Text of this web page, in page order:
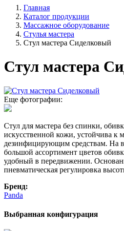
Главная
Каталог продукции
Массажное оборудование
Стулья мастера
Стул мастера Сиделковый
Стул мастера
Еще фотографии:
Стул для мастера без спинки,
искусственной кожи, устойчива
дезинфицирующим средствам. На
большой ассортимент цветов
удобный в передвижении.
пневматическая регулировка
Бренд:
Panda
Выбранная конфигурация